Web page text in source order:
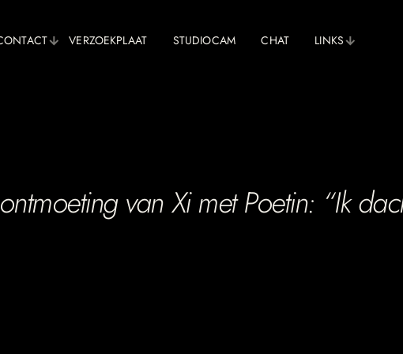
VERZOEKPLAAT STUDIOCAM CHAT LINKS
van Xi met Poetin: “Ik